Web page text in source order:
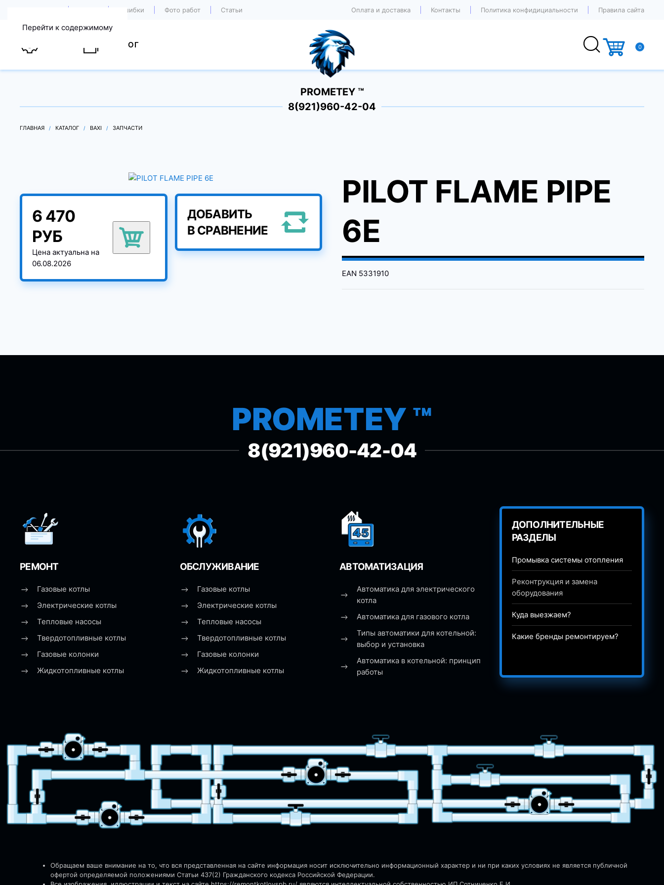
Перейти к содержимому
Ошибки Фото работ Статьи Оплата и доставка Контакты Политика конфидициальности Правила сайта
КАТАЛОГ 0
PROMETEY ™
8(921)960-42-04
ГЛАВНАЯ КАТАЛОГ BAXI ЗАПЧАСТИ
6 470
РУБ
Цена актуальна на
06.08.2026
ДОБАВИТЬ
В СРАВНЕНИЕ
PILOT FLAME PIPE
6E
EAN 5331910
PROMETEY ™
8(921)960-42-04
РЕМОНТ
Газовые котлы
Электрические котлы
Тепловые насосы
Твердотопливные котлы
Газовые колонки
Жидкотопливные котлы
ОБСЛУЖИВАНИЕ
Газовые котлы
Электрические котлы
Тепловые насосы
Твердотопливные котлы
Газовые колонки
Жидкотопливные котлы
АВТОМАТИЗАЦИЯ
Автоматика для электрического
котла
Автоматика для газового котла
Типы автоматики для котельной:
выбор и установка
Автоматика в котельной: принцип
работы
ДОПОЛНИТЕЛЬНЫЕ
РАЗДЕЛЫ
Промывка системы отопления
Реконтрукция и замена
оборудования
Куда выезжаем?
Какие бренды ремонтируем?
Обращаем ваше внимание на то, что вся представленная на сайте информация носит исключительно информационный характер и ни при каких условиях не является публичной
офертой определяемой положениями Статьи 437(2) Гражданского кодекса Российской Федерации.